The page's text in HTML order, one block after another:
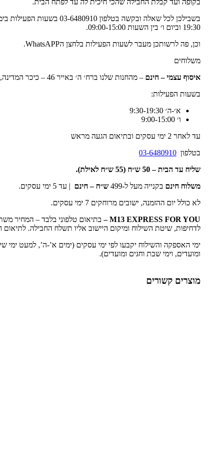
19:30 וביום ו׳ בין השעות 09:00-15:00.
וכן, פה לרשותכן מעבר לשעות הפעילות בלחצן הWhatsAPP.
משלוחים
איסוף עצמי – חינם – מהחנות שלנו ברח׳ ה׳ באייר 46 – כיכר המדינה, תל אביב.
בשעות הפעילות:
א׳-ה׳ 9:30-19:30
ו׳ 9:00-15:00
עד לאחר 2 ימי עסקים ובתיאום הגעה מראש
בטלפון 03-6480910
שליח עד הבית –50 ש״ח (55 ש״ח לאילת).
משלוח חינם בקנייה מעל ל-499 ש״ח – חינם | עד 5 ימי עסקים.
לא כולל יום ההזמנה, ישובים מרוחקים 7 ימי עסקים.
M13 EXPRESS FOR YOU
–בתיאום טלפוני בלבד – המחיר
לדחיפות, שיטת השילוח ומיקום היישוב אליו תשלח החבילה. לתיאום
ימי האספקה והשילוח יקבעו לפי ימי עסקים (ימים א’-ה’, למעט ימי
ומועדים, וימי שבת וחגים ומועדים).
מוצרים קשורים